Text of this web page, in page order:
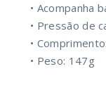
• Acompanha
• Pressão de
•
• Peso: 147g